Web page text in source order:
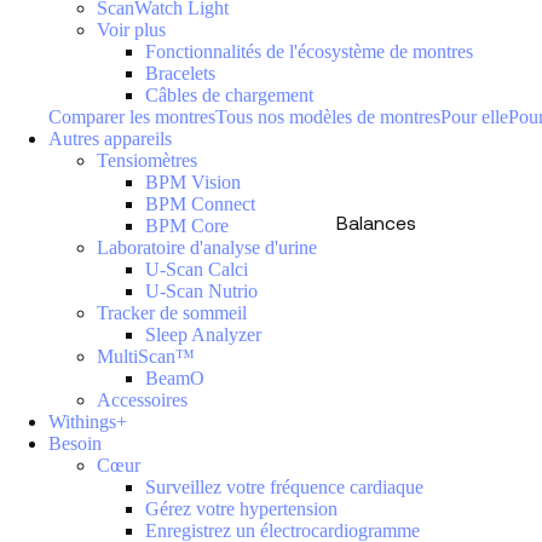
Balances
ScanWatch Light
Voir plus
Fonctionnalités de l'écosystème de montres
Bracelets
Câbles de chargement
Comparer les montresTous nos modèles de montresPour elle
Autres appareils
Tensiomètres
BPM Vision
BPM Connect
BPM Core
Laboratoire d'analyse d'urine
U-Scan Calci
U-Scan Nutrio
Tracker de sommeil
Sleep Analyzer
MultiScan™
BeamO
Accessoires
Withings+
Besoin
Cœur
Surveillez votre fréquence cardiaque
Gérez votre hypertension
Enregistrez un électrocardiogramme